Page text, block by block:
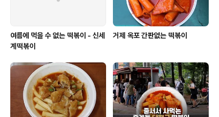
여름에 먹을 수 없는 떡볶이 - 신세
계떡볶이
거제 옥포 간판없는 떡볶이